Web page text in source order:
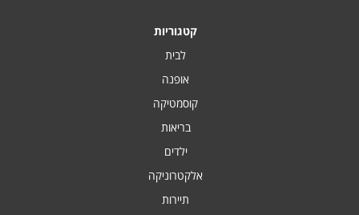
קטגוריות
לבית
אופנה
קוסמטיקה
בריאות
ילדים
אלקטרוניקה
תיירות